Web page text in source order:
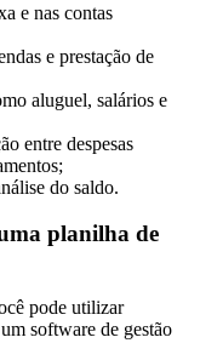
e nas contas
e prestação de
aluguel, salários e
entre despesas
do saldo.
planilha de
pode utilizar
software de gestão